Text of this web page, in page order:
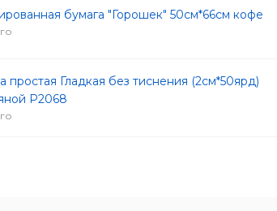
бумага "Горошек" 50см*66см кофе
простая Гладкая без тиснения (2см*50ярд)
Р2068